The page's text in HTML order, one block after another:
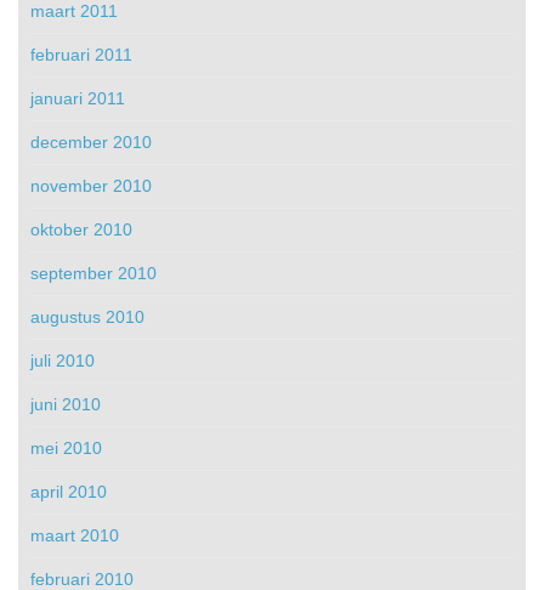
maart 2011
februari 2011
januari 2011
december 2010
november 2010
oktober 2010
september 2010
augustus 2010
juli 2010
juni 2010
mei 2010
april 2010
maart 2010
februari 2010